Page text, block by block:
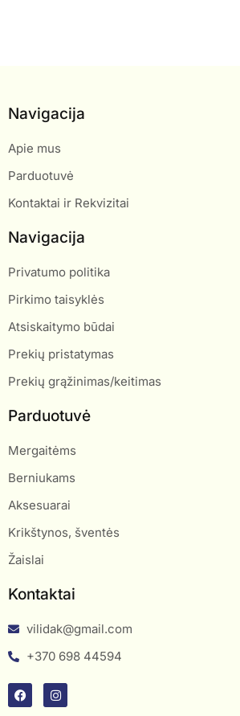
Navigacija
Apie mus
Parduotuvė
Kontaktai ir Rekvizitai
Navigacija
Privatumo politika
Pirkimo taisyklės
Atsiskaitymo būdai
Prekių pristatymas
Prekių grąžinimas/keitimas
Parduotuvė
Mergaitėms
Berniukams
Aksesuarai
Krikštynos, šventės
Žaislai
Kontaktai
vilidak@gmail.com
+370 698 44594